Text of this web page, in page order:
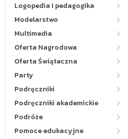
Logopedia i pedagogika
Modelarstwo
Multimedia
Oferta Nagrodowa
Oferta Świąteczna
Party
Podręczniki
Podręczniki akademickie
Podróże
Pomoce edukacyjne